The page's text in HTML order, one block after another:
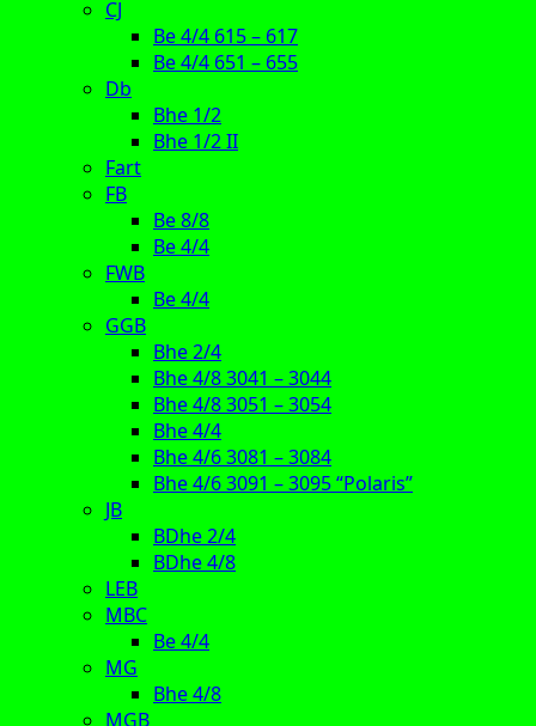
CJ
Be 4/4 615 – 617
Be 4/4 651 – 655
Db
Bhe 1/2
Bhe 1/2 II
Fart
FB
Be 8/8
Be 4/4
FWB
Be 4/4
GGB
Bhe 2/4
Bhe 4/8 3041 – 3044
Bhe 4/8 3051 – 3054
Bhe 4/4
Bhe 4/6 3081 – 3084
Bhe 4/6 3091 – 3095 “Polaris”
JB
BDhe 2/4
BDhe 4/8
LEB
MBC
Be 4/4
MG
Bhe 4/8
MGB